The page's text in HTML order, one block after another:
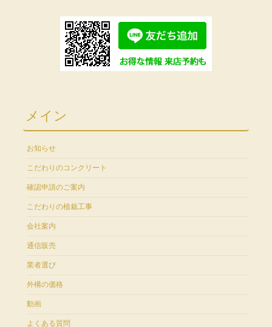
メイン
お知らせ
こだわりのコンクリート
確認申請のご案内
こだわりの植栽工事
会社案内
通信販売
業者選び
外構の価格
動画
よくある質問